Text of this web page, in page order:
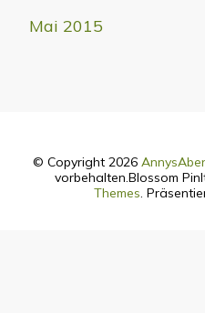
Mai 2015
© Copyright 2026
vorbehalten.Blossom
Themes.